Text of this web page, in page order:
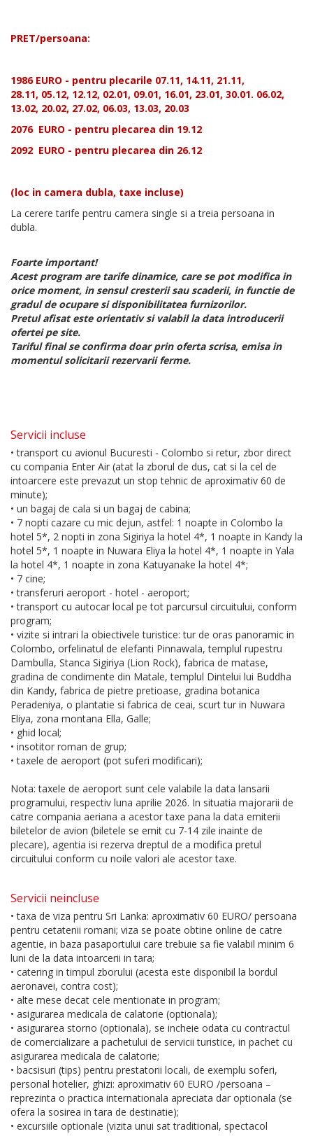
PRET/persoana:
1986 EURO - pentru plecarile 07.11, 14.11, 21.11,
28.11, 05.12, 12.12, 02.01, 09.01, 16.01, 23.01, 30.01. 06.02,
13.02, 20.02, 27.02, 06.03, 13.03, 20.03
2076 EURO - pentru plecarea din 19.12
2092 EURO - pentru plecarea din 26.12
(loc in camera dubla, taxe incluse)
La cerere tarife pentru camera single si a treia persoana in
dubla.
Foarte important!
Acest program are tarife dinamice, care se pot modifica in
orice moment, in sensul cresterii sau scaderii, in functie de
gradul de ocupare si disponibilitatea furnizorilor.
Pretul afisat este orientativ si valabil la data introducerii
ofertei pe site.
Tariful final se confirma doar prin oferta scrisa, emisa in
momentul solicitarii rezervarii ferme.
Servicii incluse
• transport cu avionul Bucuresti - Colombo si retur, zbor direct
cu compania Enter Air (atat la zborul de dus, cat si la cel de
intoarcere este prevazut un stop tehnic de aproximativ 60 de
minute);
• un bagaj de cala si un bagaj de cabina;
• 7 nopti cazare cu mic dejun, astfel: 1 noapte in Colombo la
hotel 5*, 2 nopti in zona Sigiriya la hotel 4*, 1 noapte in Kandy la
hotel 5*, 1 noapte in Nuwara Eliya la hotel 4*, 1 noapte in Yala
la hotel 4*, 1 noapte in zona Katuyanake la hotel 4*;
• 7 cine;
• transferuri aeroport - hotel - aeroport;
• transport cu autocar local pe tot parcursul circuitului, conform
program;
• vizite si intrari la obiectivele turistice: tur de oras panoramic in
Colombo, orfelinatul de elefanti Pinnawala, templul rupestru
Dambulla, Stanca Sigiriya (Lion Rock), fabrica de matase,
gradina de condimente din Matale, templul Dintelui lui Buddha
din Kandy, fabrica de pietre pretioase, gradina botanica
Peradeniya, o plantatie si fabrica de ceai, scurt tur in Nuwara
Eliya, zona montana Ella, Galle;
• ghid local;
• insotitor roman de grup;
• taxele de aeroport (pot suferi modificari);
Nota: taxele de aeroport sunt cele valabile la data lansarii
programului, respectiv luna aprilie 2026. In situatia majorarii de
catre compania aeriana a acestor taxe pana la data emiterii
biletelor de avion (biletele se emit cu 7-14 zile inainte de
plecare), agentia isi rezerva dreptul de a modifica pretul
circuitului conform cu noile valori ale acestor taxe.
Servicii neincluse
• taxa de viza pentru Sri Lanka: aproximativ 60 EURO/ persoana
pentru cetatenii romani; viza se poate obtine online de catre
agentie, in baza pasaportului care trebuie sa fie valabil minim 6
luni de la data intoarcerii in tara;
• catering in timpul zborului (acesta este disponibil la bordul
aeronavei, contra cost);
• alte mese decat cele mentionate in program;
• asigurarea medicala de calatorie (optionala);
• asigurarea storno (optionala), se incheie odata cu contractul
de comercializare a pachetului de servicii turistice, in pachet cu
asigurarea medicala de calatorie;
• bacsisuri (tips) pentru prestatorii locali, de exemplu soferi,
personal hotelier, ghizi: aproximativ 60 EURO /persoana –
reprezinta o practica internationala apreciata dar optionala (se
ofera la sosirea in tara de destinatie);
• excursiile optionale (vizita unui sat traditional, spectacol